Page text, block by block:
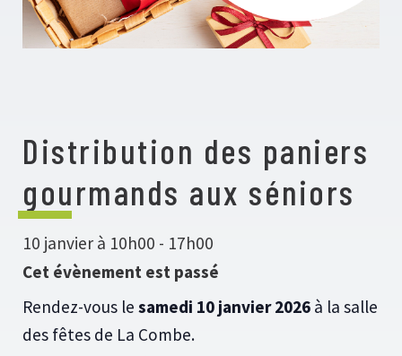
Distribution des paniers
gourmands aux séniors
10 janvier à 10h00 - 17h00
Cet évènement est passé
Rendez-vous le samedi 10 janvier 2026 à la salle
des fêtes de La Combe.